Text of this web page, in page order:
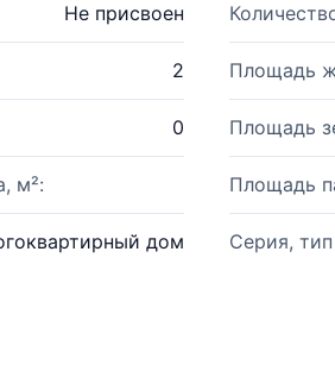
Не присвоен
2 Площадь
0 Площадь
м²: Площадь
дом Серия,